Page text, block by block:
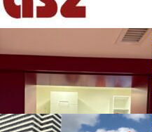
FB News
FB News
NEUER
IM
EIN